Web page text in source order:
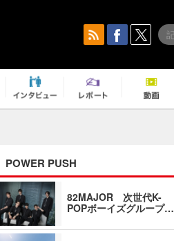
POWER PUSH
82MAJOR 次世代K-
POPボーイズグループ…